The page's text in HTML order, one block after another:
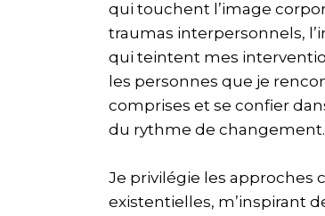
qui touchent l’image
traumas interpersonnels,
qui teintent mes
les personnes que je
comprises et se confier
du rythme de changement.
Je privilégie les
existentielles, m’inspirant